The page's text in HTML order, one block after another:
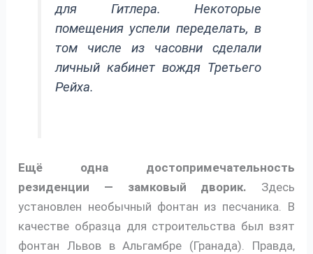
для Гитлера. Некоторые
помещения успели переделать, в
том числе из часовни сделали
личный кабинет вождя Третьего
Рейха.
Ещё одна достопримечательность
резиденции — замковый дворик. Здесь
установлен необычный фонтан из песчаника. В
качестве образца для строительства был взят
фонтан Львов в Альгамбре (Гранада). Правда,